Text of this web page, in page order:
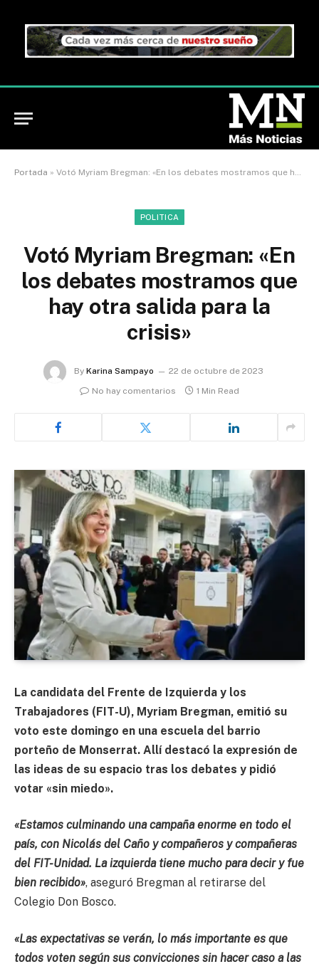
Portada » Votó Myriam Bregman: «En los debates mostramos que hay otra salida para la crisis»
POLITICA
Votó Myriam Bregman: «En
los debates mostramos que
hay otra salida para la
crisis»
By Karina Sampayo
22 de octubre de 2023
No hay comentarios
1 Min Read
La candidata del Frente de Izquierda y los
Trabajadores (FIT-U), Myriam Bregman, emitió su
voto este domingo en una escuela del barrio
porteño de Monserrat. Allí destacó la expresión de
las ideas de su espacio tras los debates y pidió
votar «sin miedo».
«Estamos culminando una campaña enorme en todo el
país, con Nicolás del Caño y compañeros y compañeras
del FIT-Unidad. La izquierda tiene mucho para decir y fue
bien recibido», aseguró Bregman al retirarse del
Colegio Don Bosco.
«Las expectativas se verán, lo más importante es que
todos voten según sus convicciones sin hacer caso a las